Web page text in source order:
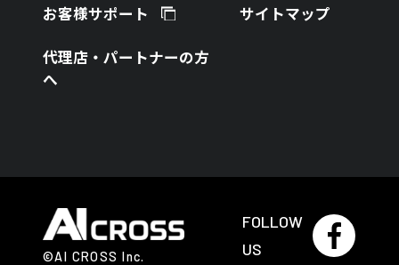
お客様サポート サイトマップ
代理店・パートナーの方
へ
©AI CROSS Inc.
FOLLOW
US